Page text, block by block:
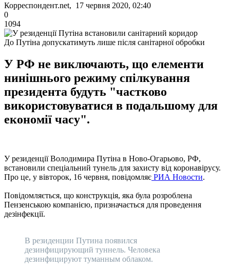
Корреспондент.net, 17 червня 2020, 02:40
0
1094
До Путіна допускатимуть лише після санітарної обробки
У РФ не виключають, що елементи
нинішнього режиму спілкування
президента будуть "частково
використовуватися в подальшому для
економії часу".
У резиденції Володимира Путіна в Ново-Огарьово, РФ,
встановили спеціальний тунель для захисту від коронавірусу.
Про це, у вівторок, 16 червня, повідомляє РИА Новости.
Повідомляється, що конструкція, яка була розроблена
Пензенською компанією, призначається для проведення
дезінфекції.
В резиденции Путина появился
дезинфицирующий туннель. Человека
дезинфицируют туманным облаком.